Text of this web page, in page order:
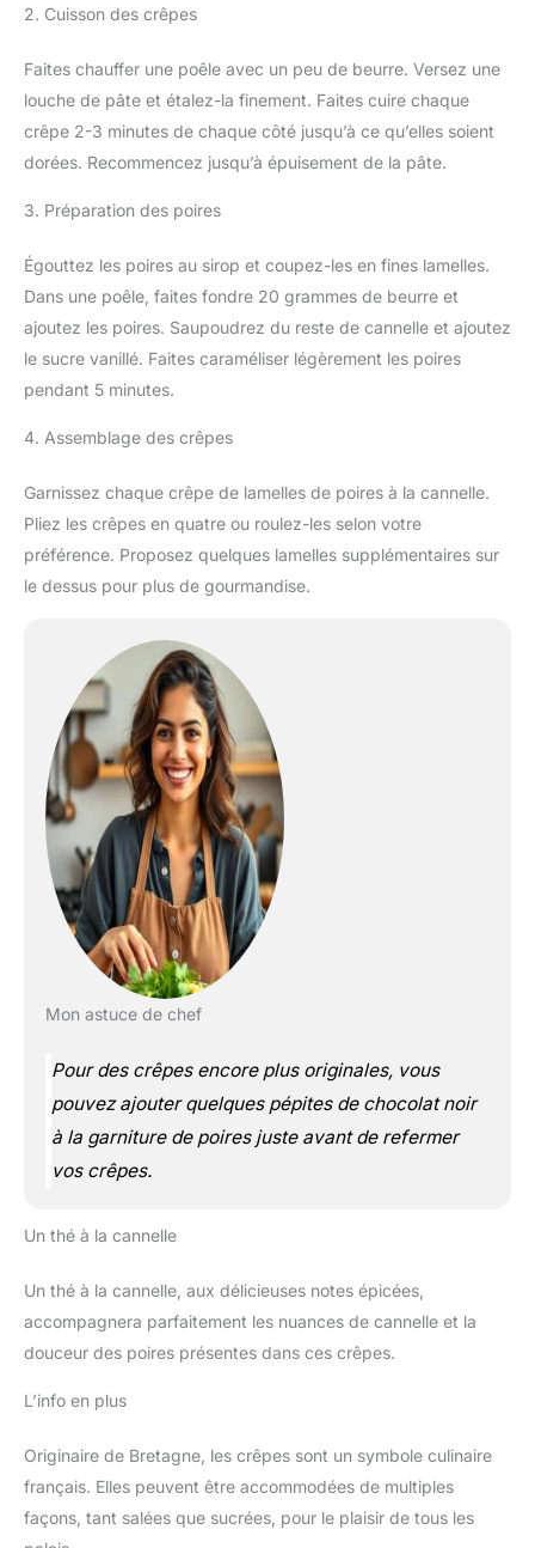
2. Cuisson des crêpes
Faites chauffer une poêle avec un peu de beurre. Versez une
louche de pâte et étalez-la finement. Faites cuire chaque
crêpe 2-3 minutes de chaque côté jusqu’à ce qu’elles soient
dorées. Recommencez jusqu’à épuisement de la pâte.
3. Préparation des poires
Égouttez les poires au sirop et coupez-les en fines lamelles.
Dans une poêle, faites fondre 20 grammes de beurre et
ajoutez les poires. Saupoudrez du reste de cannelle et ajoutez
le sucre vanillé. Faites caraméliser légèrement les poires
pendant 5 minutes.
4. Assemblage des crêpes
Garnissez chaque crêpe de lamelles de poires à la cannelle.
Pliez les crêpes en quatre ou roulez-les selon votre
préférence. Proposez quelques lamelles supplémentaires sur
le dessus pour plus de gourmandise.
Mon astuce de chef
Pour des crêpes encore plus originales, vous
pouvez ajouter quelques pépites de chocolat noir
à la garniture de poires juste avant de refermer
vos crêpes.
Un thé à la cannelle
Un thé à la cannelle, aux délicieuses notes épicées,
accompagnera parfaitement les nuances de cannelle et la
douceur des poires présentes dans ces crêpes.
L’info en plus
Originaire de Bretagne, les crêpes sont un symbole culinaire
français. Elles peuvent être accommodées de multiples
façons, tant salées que sucrées, pour le plaisir de tous les